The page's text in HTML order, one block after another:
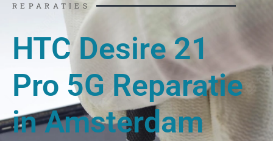
REPARATIES
HTC Desire 21
Pro 5G Reparatie
in Amsterdam